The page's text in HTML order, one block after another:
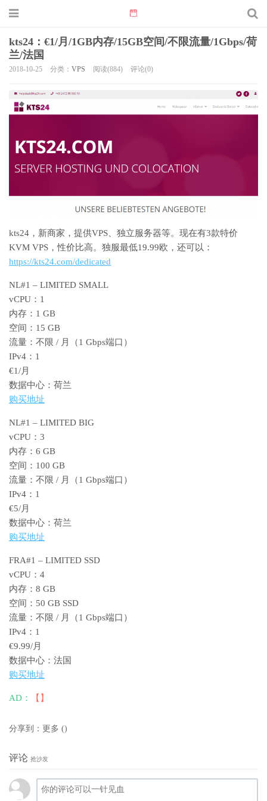
kts24：€1/月/1GB内存/15GB空间/不限流量/1Gbps/荷
兰/法国
2018-10-25 分类： VPS 阅读(884) 评论(0)
kts24，新商家，提供VPS、独立服务器等。现在有3款特价
KVM VPS，性价比高。独服最低19.99欧，还可以：
https://kts24.com/dedicated
NL#1 – LIMITED SMALL
vCPU：1
内存：1 GB
空间：15 GB
流量：不限 / 月（1 Gbps端口）
IPv4：1
€1/月
数据中心：荷兰
购买地址
NL#1 – LIMITED BIG
vCPU：3
内存：6 GB
空间：100 GB
流量：不限 / 月（1 Gbps端口）
IPv4：1
€5/月
数据中心：荷兰
购买地址
FRA#1 – LIMITED SSD
vCPU：4
内存：8 GB
空间：50 GB SSD
流量：不限 / 月（1 Gbps端口）
IPv4：1
€9.99/月
数据中心：法国
购买地址
AD： 【】
分享到： 更多 ()
评论 抢沙发